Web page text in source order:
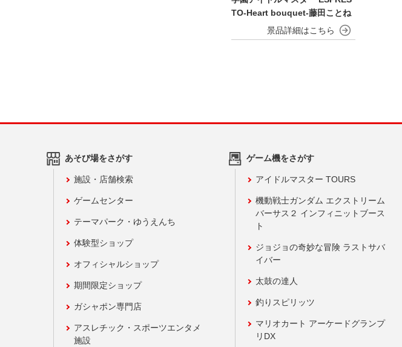
TO-Heart bouquet-藤田ことね
あそび場をさがす
施設・店舗検索
ゲームセンター
テーマパーク・ゆうえんち
体験型ショップ
オフィシャルショップ
期間限定ショップ
ガシャポン専門店
アスレチック・スポーツエンタメ
施設
ゲーム機をさがす
アイドルマスター TOURS
機動戦士ガンダム エクストリーム
バーサス２ インフィニットブース
ト
ジョジョの奇妙な冒険 ラストサバ
イバー
太鼓の達人
釣りスピリッツ
マリオカート アーケードグランプ
リDX